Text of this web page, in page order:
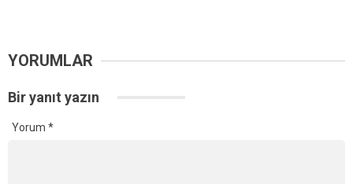
YORUMLAR
Bir yanıt yazın
Yorum *